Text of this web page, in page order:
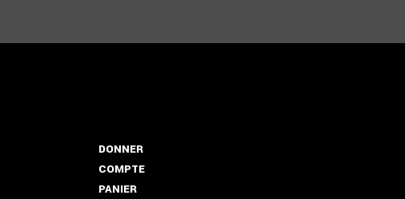
DONNER
COMPTE
PANIER